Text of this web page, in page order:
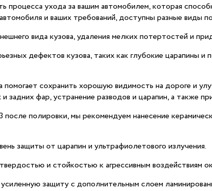
процесса ухода за вашим автомобилем, которая
и ваших требований, доступны разные виды
вида кузова, удаления мелких потертостей и
дефектов кузова, таких как глубокие царапины
помогает сохранить хорошую видимость на дороге и
фар, устранение разводов и царапин, а также
полировки, мы рекомендуем нанесение
защиты от царапин и ультрафиолетового излучения.
и стойкостью к агрессивным воздействиям
защиту с дополнительным слоем